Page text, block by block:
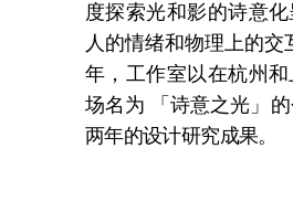
度探索光和影的诗意
人的情绪和物理上的交
年，工作室以在杭州
场名为 「诗意之光」
两年的设计研究成果。